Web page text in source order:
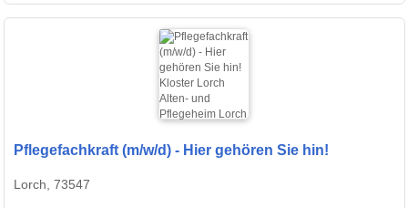
Pflegefachkraft (m/w/d) - Hier gehören Sie hin!
Lorch, 73547